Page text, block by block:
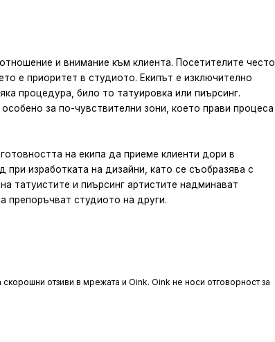
и внимание към клиента. Посетителите често
е приоритет в студиото. Екипът е изключително
процедура, било то татуировка или пиърсинг.
за по-чувствителни зони, което прави процеса
на екипа да приеме клиенти дори в
изработката на дизайни, като се съобразява с
татуистите и пиърсинг артистите надминават
препоръчват студиото на други.
отзиви в мрежата и Oink. Oink не носи отговорност за